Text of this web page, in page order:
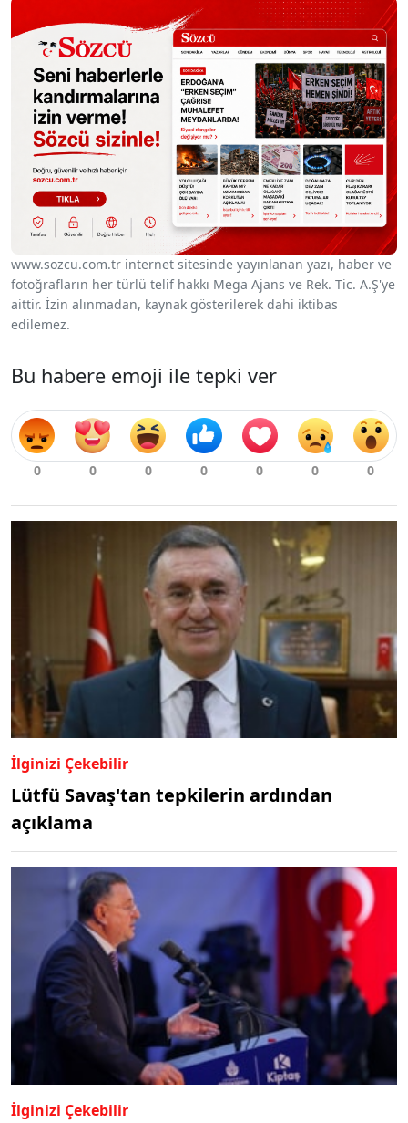
www.sozcu.com.tr internet sitesinde yayınlanan yazı, haber ve
fotoğrafların her türlü telif hakkı Mega Ajans ve Rek. Tic. A.Ş'ye
aittir. İzin alınmadan, kaynak gösterilerek dahi iktibas
edilemez.
Bu habere emoji ile tepki ver
İlginizi Çekebilir
Lütfü Savaş'tan tepkilerin ardından
açıklama
İlginizi Çekebilir